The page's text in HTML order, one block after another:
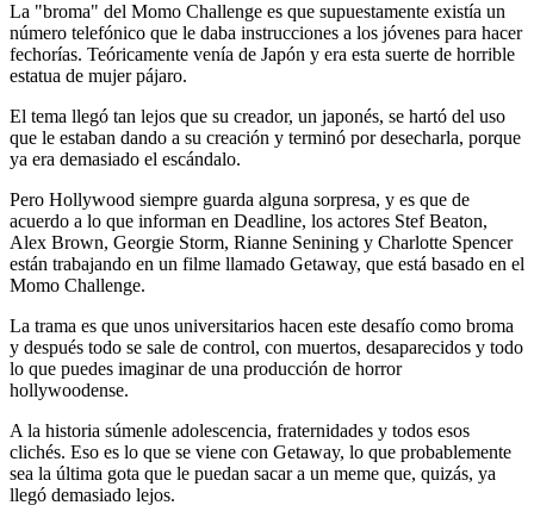
La "broma" del Momo Challenge es que supuestamente existía un
número telefónico que le daba instrucciones a los jóvenes para hacer
fechorías. Teóricamente venía de Japón y era esta suerte de horrible
estatua de mujer pájaro.
El tema llegó tan lejos que su creador, un japonés, se hartó del uso
que le estaban dando a su creación y terminó por desecharla, porque
ya era demasiado el escándalo.
Pero Hollywood siempre guarda alguna sorpresa, y es que de
acuerdo a lo que informan en Deadline, los actores Stef Beaton,
Alex Brown, Georgie Storm, Rianne Senining y Charlotte Spencer
están trabajando en un filme llamado Getaway, que está basado en el
Momo Challenge.
La trama es que unos universitarios hacen este desafío como broma
y después todo se sale de control, con muertos, desaparecidos y todo
lo que puedes imaginar de una producción de horror
hollywoodense.
A la historia súmenle adolescencia, fraternidades y todos esos
clichés. Eso es lo que se viene con Getaway, lo que probablemente
sea la última gota que le puedan sacar a un meme que, quizás, ya
llegó demasiado lejos.